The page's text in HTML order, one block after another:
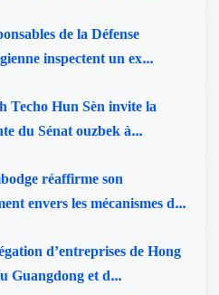
de la Défense
inspectent un ex...
Techo Hun Sèn invite la
du Sénat ouzbek à...
réaffirme son
envers les mécanismes d...
d’entreprises de Hong
Guangdong et d...